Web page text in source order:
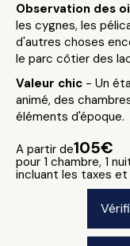
Observation des
les cygnes, les
d'autres choses
le parc côtier des
Valeur chic - Un
animé, des
éléments d'époque.
A partir de105€
pour 1 chambre, 1
incluant les taxes et